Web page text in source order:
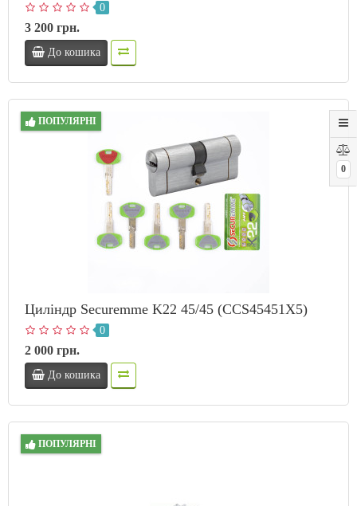
0
0
3 200 грн.
До кошика
ПОПУЛЯРНІ
Циліндр Securemme K22 45/45 (CCS45451X5)
0
2 000 грн.
До кошика
ПОПУЛЯРНІ